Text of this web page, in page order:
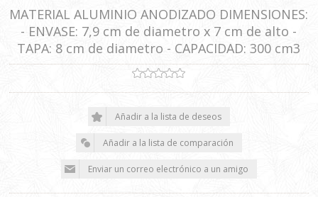
MATERIAL ALUMINIO ANODIZADO DIMENSIONES:
- ENVASE: 7,9 cm de diametro x 7 cm de alto -
TAPA: 8 cm de diametro - CAPACIDAD: 300 cm3